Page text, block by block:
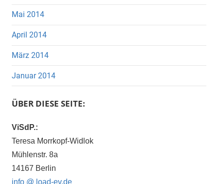
Mai 2014
April 2014
März 2014
Januar 2014
ÜBER DIESE SEITE:
ViSdP.:
Teresa Morrkopf-Widlok
Mühlenstr. 8a
14167 Berlin
info @ load-ev.de